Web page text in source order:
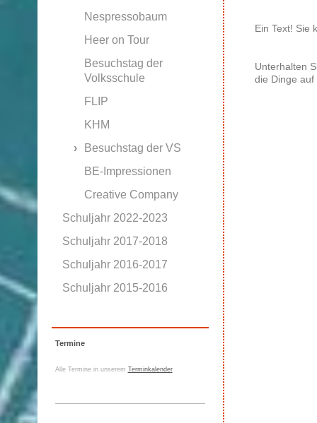
Ein Text! Sie
Unterhalten
die Dinge
Nespressobaum
Heer on Tour
Besuchstag der
Volksschule
FLIP
KHM
Besuchstag der VS
BE-Impressionen
Creative Company
Schuljahr 2022-2023
Schuljahr 2017-2018
Schuljahr 2016-2017
Schuljahr 2015-2016
Termine
Alle Termine in unserem Terminkalender